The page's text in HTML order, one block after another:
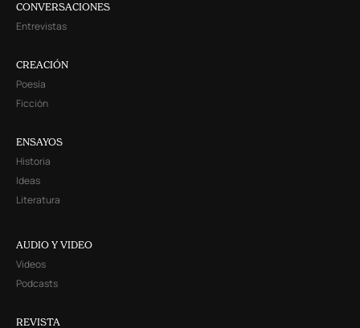
CONVERSACIONES
Entrevistas
CREACIÓN
Poesía
Ficción
ENSAYOS
Historia
Ideas
Literatura
AUDIO Y VIDEO
Videos
Podcasts
REVISTA